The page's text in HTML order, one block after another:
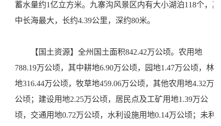
蓄水量约1亿立方米。九寨沟风景区内有大小湖泊118个，其
中长海最大，长约4.39公里，深约80米。
【国土资源】全州国土面积842.42万公顷。农用地
788.19万公顷，其中耕地6.90万公顷，园地1.47万公顷，林
地316.44万公顷，牧草地459.06万公顷，其他农用地4.32万
公顷；建设用地2.25万公顷，居民点及工矿用地1.39万公
顷，交通用地0.72万公顷，水利设施用地0.14万公顷；未利